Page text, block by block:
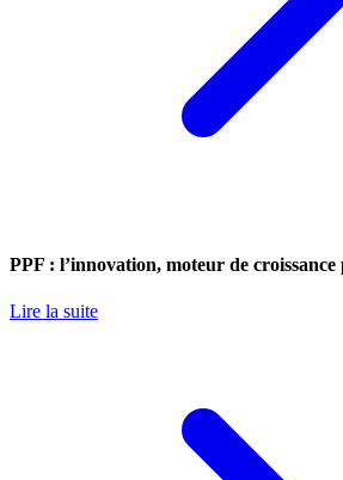
PPF : l’innovation, moteur de croissance
Lire la suite